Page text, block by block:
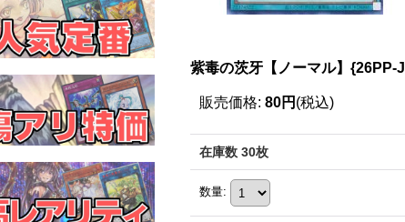
紫毒の茨牙【ノーマル】{26PP-
販売価格: 80円 (税込)
在庫数 30枚
数量: